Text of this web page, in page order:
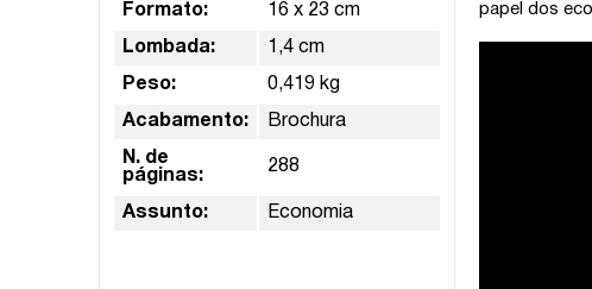
Formato: 16 x 23 cm
Lombada: 1,4 cm
Peso: 0,419 kg
Acabamento: Brochura
N. de
páginas:
288
Assunto: Economia
papel dos